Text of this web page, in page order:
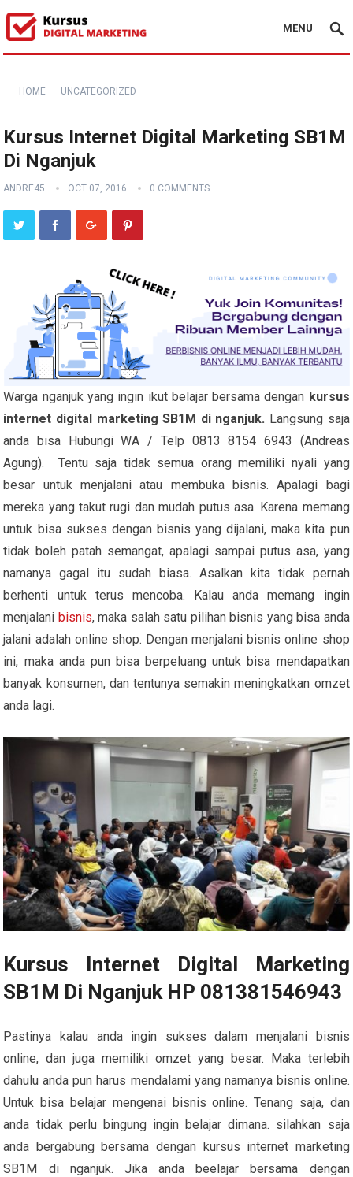
MENU
HOME UNCATEGORIZED
Kursus Internet Digital Marketing SB1M
Di Nganjuk
ANDRE45 OCT 07, 2016 0 COMMENTS
Warga nganjuk yang ingin ikut belajar bersama dengan kursus
internet digital marketing SB1M di nganjuk. Langsung saja
anda bisa Hubungi WA / Telp 0813 8154 6943 (Andreas
Agung). Tentu saja tidak semua orang memiliki nyali yang
besar untuk menjalani atau membuka bisnis. Apalagi bagi
mereka yang takut rugi dan mudah putus asa. Karena memang
untuk bisa sukses dengan bisnis yang dijalani, maka kita pun
tidak boleh patah semangat, apalagi sampai putus asa, yang
namanya gagal itu sudah biasa. Asalkan kita tidak pernah
berhenti untuk terus mencoba. Kalau anda memang ingin
menjalani bisnis, maka salah satu pilihan bisnis yang bisa anda
jalani adalah online shop. Dengan menjalani bisnis online shop
ini, maka anda pun bisa berpeluang untuk bisa mendapatkan
banyak konsumen, dan tentunya semakin meningkatkan omzet
anda lagi.
Kursus Internet Digital Marketing
SB1M Di Nganjuk HP 081381546943
Pastinya kalau anda ingin sukses dalam menjalani bisnis
online, dan juga memiliki omzet yang besar. Maka terlebih
dahulu anda pun harus mendalami yang namanya bisnis online.
Untuk bisa belajar mengenai bisnis online. Tenang saja, dan
anda tidak perlu bingung ingin belajar dimana. silahkan saja
anda bergabung bersama dengan kursus internet marketing
SB1M di nganjuk. Jika anda beelajar bersama dengan